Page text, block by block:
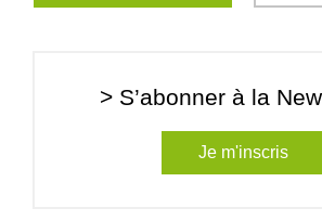
> S’abonner à la
Je m'inscris